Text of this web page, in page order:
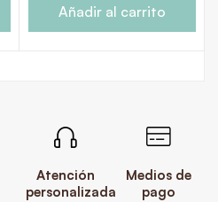
Añadir al carrito
Atención
personalizada
Medios de
pago